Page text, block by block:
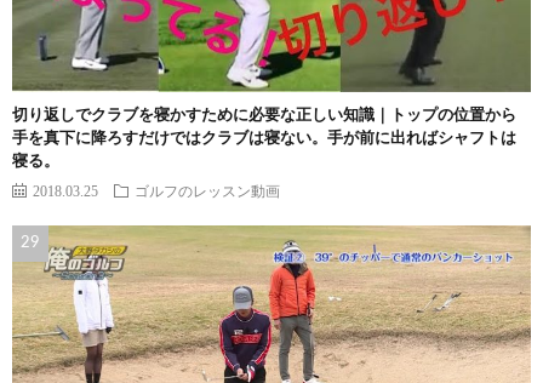
切り返しでクラブを寝かすために必要な正しい知識｜トップの位置から
手を真下に降ろすだけではクラブは寝ない。手が前に出ればシャフトは
寝る。
2018.03.25 ゴルフのレッスン動画